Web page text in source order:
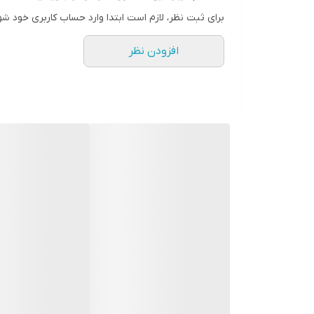
محدوده فرکانسی
برای ثبت نظر، لازم است ابتدا وارد حساب کاربری خود
افزودن نظر